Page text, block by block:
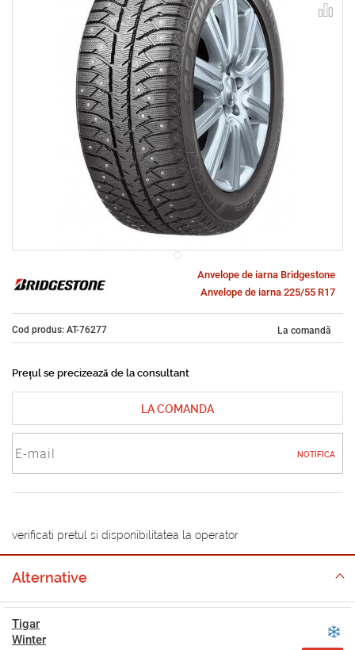
Anvelope de iarna Bridgestone
Anvelope de iarna 225/55 R17
Cod produs: AT-76277 La comandă
Prețul se precizează de la consultant
LA COMANDA
NOTIFICA
verificati pretul si disponibilitatea la operator
Alternative
Tigar
Winter